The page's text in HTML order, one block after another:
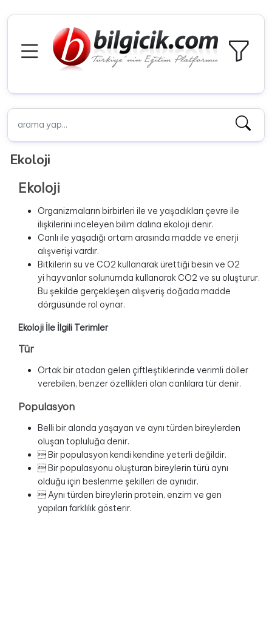
Ekoloji
Ekoloji
Organizmaların birbirleri ile ve yaşadıkları çevre ile
ilişkilerini inceleyen bilim dalına ekoloji denir.
Canlı ile yaşadığı ortam arasında madde ve enerji
alışverişi vardır.
Bitkilerin su ve CO2 kullanarak ürettiği besin ve O2
yi hayvanlar solunumda kullanarak CO2 ve su oluşturur.
Bu şekilde gerçekleşen alışveriş doğada madde
dörgüsünde rol oynar.
Ekoloji İle İlgili Terimler
Tür
Ortak bir atadan gelen çiftleştiklerinde verimli döller
verebilen, benzer özellikleri olan canlılara tür denir.
Populasyon
Belli bir alanda yaşayan ve aynı türden bireylerden
oluşan topluluğa denir.
 Bir populasyon kendi kendine yeterli değildir.
 Bir populasyonu oluşturan bireylerin türü aynı
olduğu için beslenme şekilleri de aynıdır.
 Aynı türden bireylerin protein, enzim ve gen
yapıları farklılık gösterir.